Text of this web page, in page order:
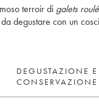
terroir di galets
degustare con un
DEGUSTAZIONE E
CONSERVAZIONE